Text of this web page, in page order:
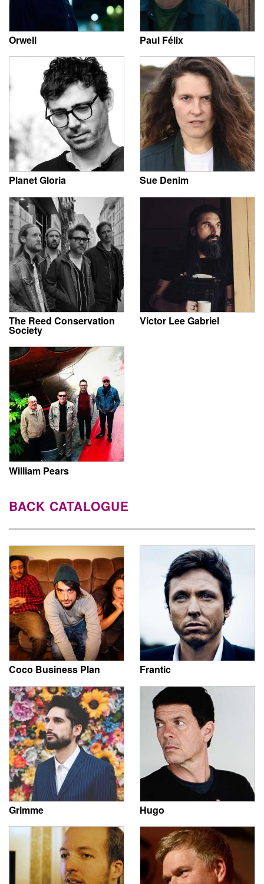
Orwell Paul Félix
Planet Gloria Sue Denim
The Reed Conservation
Society
Victor Lee Gabriel
William Pears
BACK CATALOGUE
Coco Business Plan Frantic
Grimme Hugo